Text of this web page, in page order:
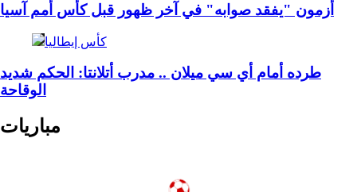
أزمون "يفقد صوابه" في آخر ظهور قبل كأس أمم آسيا
كأس إيطاليا
طرده أمام أي سي ميلان .. مدرب أتلانتا: الحكم شديد
الوقاحة
مباريات